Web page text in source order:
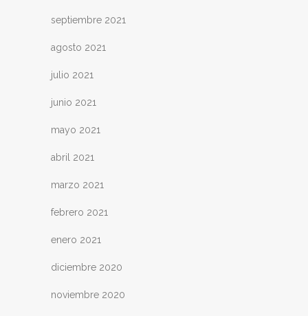
septiembre 2021
agosto 2021
julio 2021
junio 2021
mayo 2021
abril 2021
marzo 2021
febrero 2021
enero 2021
diciembre 2020
noviembre 2020